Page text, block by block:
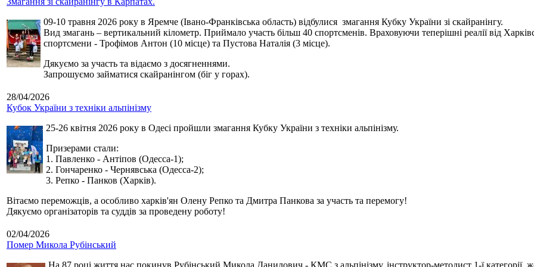
09-10 травня 2026 року в Яремче (Івано-Франківська область) відбулися змагання Кубку України зі скайранінгу.
Вид змагань – вертикальний кілометр. Приймало участь більш 40 спортсменів. Враховуючи теперішні реалії від
спортсмени - Трофімов Антон (10 місце) та Пустова Наталія (3 місце).
Дякуємо за участь та відаємо з досягненнями.
Запрошуємо займатися скайранінгом (біг у горах).
28/04/2026
Кубок України з техніки альпінізму
25-26 квітня 2026 року в Одесі пройшли змагання Кубку України з техніки альпінізму.
Призерами стали:
1. Павленко - Антіпов (Одесса-1);
2. Гончаренко - Чернявська (Одесса-2);
3. Репко - Панков (Харків).
Вітаємо переможців, а особливо харків'ян Олену Репко та Дмитра Панкова за участь та перемогу!
Дякуємо організаторів та суддів за проведену роботу!
02/04/2026
Помер Микола Рубінський